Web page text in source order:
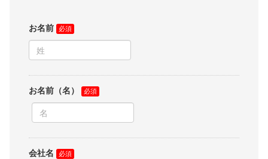
お名前
お名前（名）
会社名